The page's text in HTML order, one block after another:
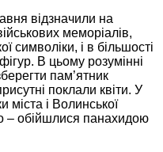
відзначили на
меморіалів,
символіки, і в більшості
В цьому розумінні
пам’ятник
поклали квіти. У
міста і Волинської
– обійшлися панахидою